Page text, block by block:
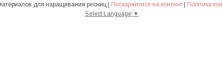
Гипермаркет материалов для наращивания ресниц | Поскаржитися на контент | Політика
Select Language ▼